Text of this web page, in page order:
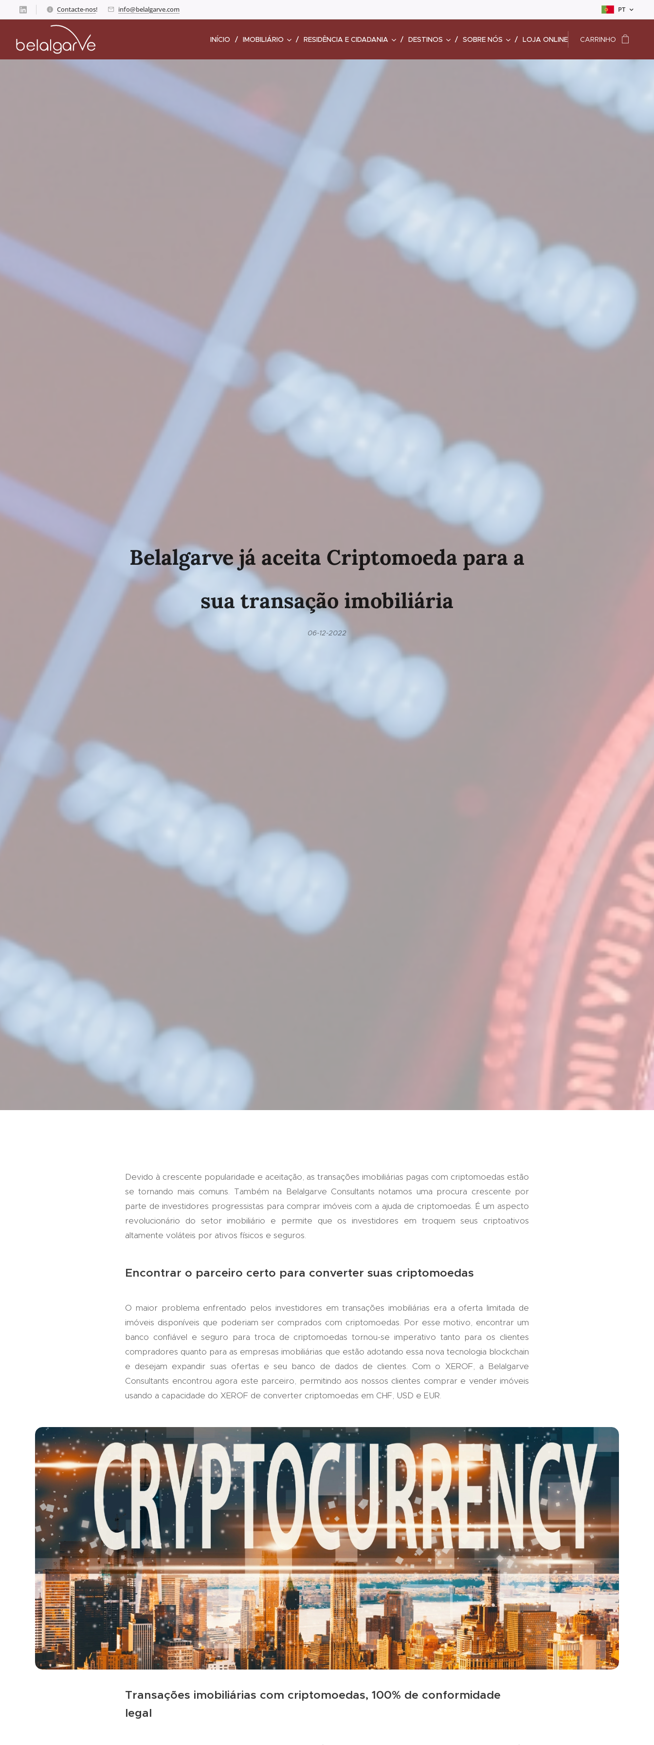
Contacte-nos! info@belalgarve.com PT
INÍCIO IMOBILIÁRIO RESIDÊNCIA E CIDADANIA DESTINOS SOBRE NÓS LOJA ONLINE CARRINHO
Belalgarve já aceita Criptomoeda para a
sua transação imobiliária
06-12-2022
Devido à crescente popularidade e aceitação, as transações imobiliárias pagas com criptomoedas estão
se tornando mais comuns. Também na Belalgarve Consultants notamos uma procura crescente por
parte de investidores progressistas para comprar imóveis com a ajuda de criptomoedas. É um aspecto
revolucionário do setor imobiliário e permite que os investidores em troquem seus criptoativos
altamente voláteis por ativos físicos e seguros.
Encontrar o parceiro certo para converter suas criptomoedas
O maior problema enfrentado pelos investidores em transações imobiliárias era a oferta limitada de
imóveis disponíveis que poderiam ser comprados com criptomoedas. Por esse motivo, encontrar um
banco confiável e seguro para troca de criptomoedas tornou-se imperativo tanto para os clientes
compradores quanto para as empresas imobiliárias que estão adotando essa nova tecnologia blockchain
e desejam expandir suas ofertas e seu banco de dados de clientes. Com o XEROF, a Belalgarve
Consultants encontrou agora este parceiro, permitindo aos nossos clientes comprar e vender imóveis
usando a capacidade do XEROF de converter criptomoedas em CHF, USD e EUR.
Transações imobiliárias com criptomoedas, 100% de conformidade
legal